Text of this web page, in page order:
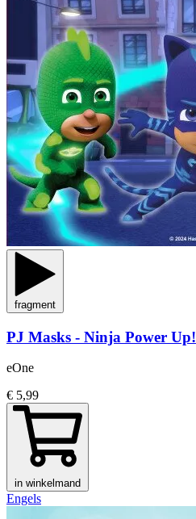
fragment
PJ Masks - Ninja Power Up!
eOne
€ 5,99
in winkelmand
Engels